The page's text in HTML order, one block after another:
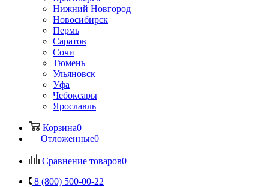
Нижний Новгород
Новосибирск
Пермь
Саратов
Сочи
Тюмень
Ульяновск
Уфа
Чебоксары
Ярославль
Корзина0
Отложенные0
Сравнение товаров0
8 (800) 500-00-22